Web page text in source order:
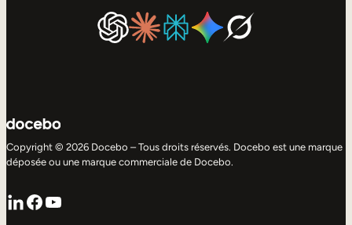
Copyright © 2026 Docebo – Tous droits réservés. Docebo est une marque
déposée ou une marque commerciale de Docebo.
LinkedIn
Facebook
YouTube